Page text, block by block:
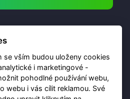
provozujeBrána Jihlavy,
se vším budou uloženy cookies
i marketingové -
pohodlné používání webu,
webu i vás cílit reklamou. Své